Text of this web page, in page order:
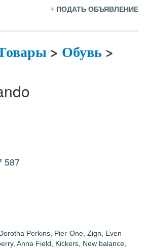
+ ПОДАТЬ ОБЪЯВЛЕНИЕ
> Обувь >
587
Perkins, Pier-One, Zign, Even
Anna Field, Kickers, New balance,